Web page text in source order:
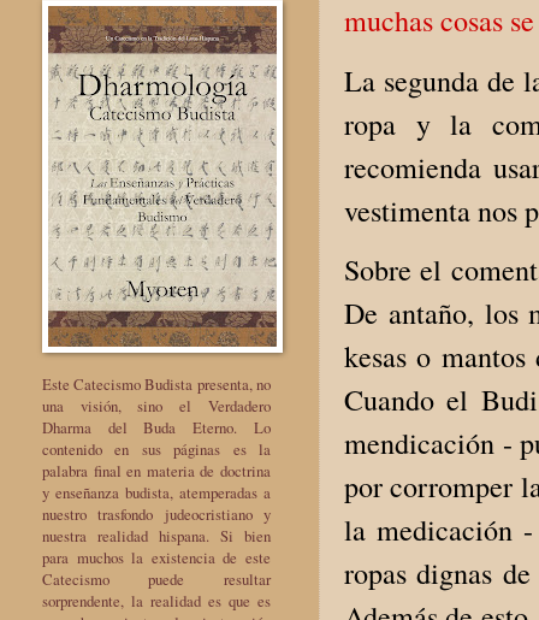
muchas cosas
La segunda de
ropa y la
recomienda
vestimenta nos
Sobre el
De antaño, los
kesas o
Cuando el
mendicación -
por corromper
la medicación
ropas dignas
Este Catecismo Budista presenta, no
una visión, sino el Verdadero
Dharma del Buda Eterno. Lo
contenido en sus páginas es la
palabra final en materia de doctrina
y enseñanza budista, atemperadas a
nuestro trasfondo judeocristiano y
nuestra realidad hispana. Si bien
para muchos la existencia de este
Catecismo puede resultar
sorprendente, la realidad es que es